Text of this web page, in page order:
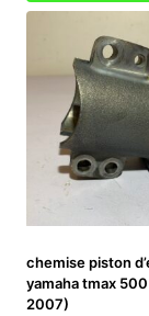
chemise piston
yamaha tmax
2007)